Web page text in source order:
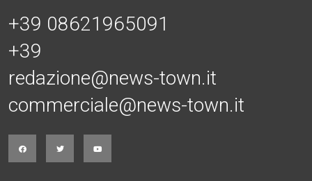
+39 08621965091
+39
redazione@news-town.it
commerciale@news-town.it